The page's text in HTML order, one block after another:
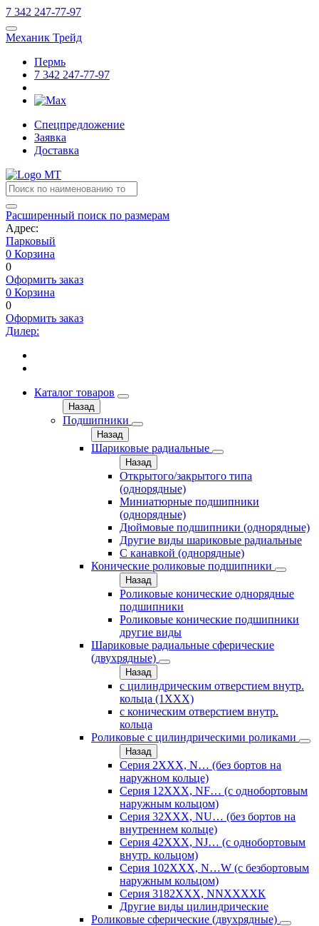
7 342 247-77-97
Механик Трейд
Пермь
7 342 247-77-97
Спецпредложение
Заявка
Доставка
Расширенный поиск по размерам
Адрес:
Парковый
0 Корзина
0
Оформить заказ
0 Корзина
0
Оформить заказ
Дилер:
Каталог товаров
Назад
Подшипники
Назад
Шариковые радиальные
Назад
Открытого/закрытого типа
(однорядные)
Миниатюрные подшипники
(однорядные)
Дюймовые подшипники (однорядные)
Другие виды шариковые радиальные
С канавкой (однорядные)
Конические роликовые подшипники
Назад
Роликовые конические однорядные
подшипники
Роликовые конические подшипники
другие виды
Шариковые радиальные сферические
(двухрядные)
Назад
с цилиндрическим отверстием внутр.
кольца (1ХХХ)
с коническим отверстием внутр.
кольца
Роликовые с цилиндрическими роликами
Назад
Серия 2ХХХ, N… (без бортов на
наружном кольце)
Серия 12ХХХ, NF… (с однобортовым
наружным кольцом)
Серия 32ХХХ, NU… (без бортов на
внутреннем кольце)
Серия 42ХХХ, NJ… (с однобортовым
внутр. кольцом)
Серия 102ХХХ, N…W (с безбортовым
наружным кольцом)
Серия 3182ХХХ, NNХХХХК
Другие виды цилиндрические
Роликовые сферические (двухрядные)